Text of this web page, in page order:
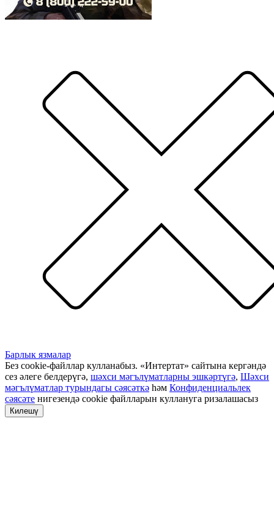
Барлык язмалар
Без cookie-файллар кулланабыз. «Интертат» сайтына кергәндә
сез әлеге белдерүгә, шәхси мәгълүматларны эшкәртүгә, Шәхси
мәгълүматлар турындагы сәясәткә һәм Конфиденциальлек
сәясәте нигезендә cookie файлларын куллануга ризалашасыз
Килешү